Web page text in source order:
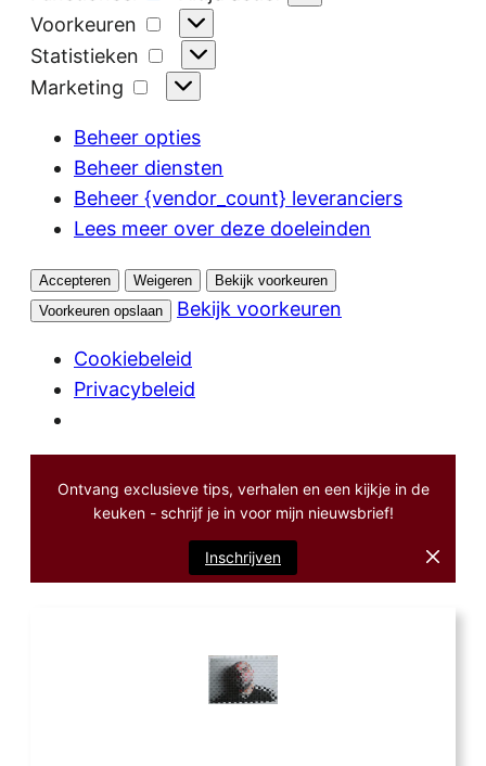
Voorkeuren
Voorkeuren
Statistieken
Statistieken
Marketing
Marketing
Beheer opties
Beheer diensten
Beheer {vendor_count} leveranciers
Lees meer over deze doeleinden
Accepteren Weigeren
Bekijk voorkeuren
Voorkeuren opslaan
Bekijk voorkeuren
Cookiebeleid
Privacybeleid
Ontvang exclusieve tips, verhalen en een kijkje in de
keuken - schrijf je in voor mijn nieuwsbrief!
Inschrijven